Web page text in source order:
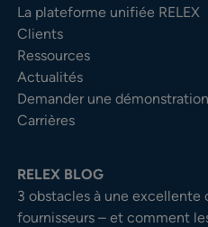
La plateforme unifiée RELEX
Clients
Ressources
Actualités
Demander une démonstration
Carrières
RELEX BLOG
3 obstacles à une excellente
fournisseurs – et comment